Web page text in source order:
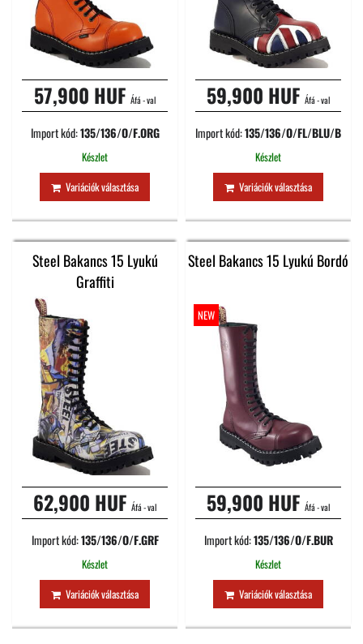
57,900 HUF Áfá - val
Import kód:135/136/O/F.ORG
Készlet
Variációk választása
59,900 HUF Áfá - val
Import kód:135/136/O/FL/BLU/B
Készlet
Variációk választása
Steel Bakancs 15 Lyukú
Graffiti
62,900 HUF Áfá - val
Import kód:135/136/O/F.GRF
Készlet
Variációk választása
Steel Bakancs 15 Lyukú Bordó
NEW
59,900 HUF Áfá - val
Import kód:135/136/O/F.BUR
Készlet
Variációk választása